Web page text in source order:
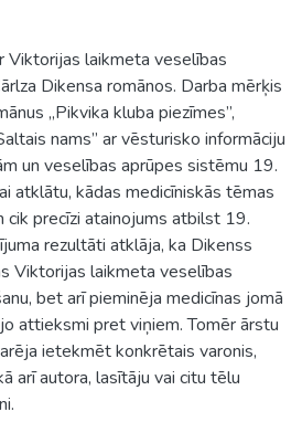
Viktorijas laikmeta veselības
Dikensa romānos. Darba mērķis
,,Pikvika kluba piezīmes’’,
nams’’ ar vēsturisko informāciju
un veselības aprūpes sistēmu 19.
atklātu, kādas medicīniskās tēmas
cik precīzi atainojums atbilst 19.
rezultāti atklāja, ka Dikenss
Viktorijas laikmeta veselības
bet arī pieminēja medicīnas jomā
attieksmi pret viņiem. Tomēr ārstu
ietekmēt konkrētais varonis,
arī autora, lasītāju vai citu tēlu